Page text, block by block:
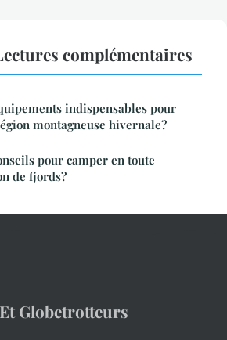
complémentaires
indispensables pour
montagneuse hivernale?
pour camper en toute
de fjords?
Globetrotteurs